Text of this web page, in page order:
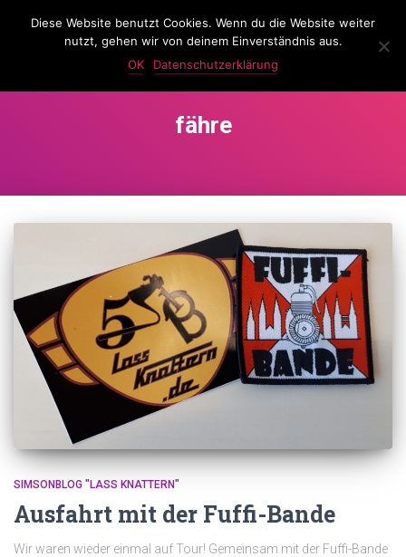
LassKnattern
fähre
SIMSONBLOG "LASS KNATTERN"
Ausfahrt mit der Fuffi-Bande
Wir waren wieder einmal auf Tour! Gemeinsam mit der Fuffi-Bande
Diese Website benutzt Cookies. Wenn du die Website weiter
nutzt, gehen wir von deinem Einverständnis aus.
OK
Datenschutzerklärung